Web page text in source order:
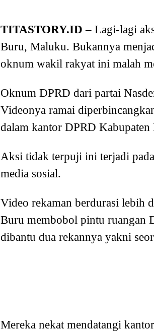
TITASTORY.ID – Lagi-lagi
Buru, Maluku. Bukannya
oknum wakil rakyat ini malah
Oknum DPRD dari partai
Videonya ramai
dalam kantor DPRD
Aksi tidak terpuji ini terjadi
media sosial.
Video rekaman berdurasi lebih
Buru membobol pintu ruangan
dibantu dua rekannya yakni
Mereka nekat mendatangi